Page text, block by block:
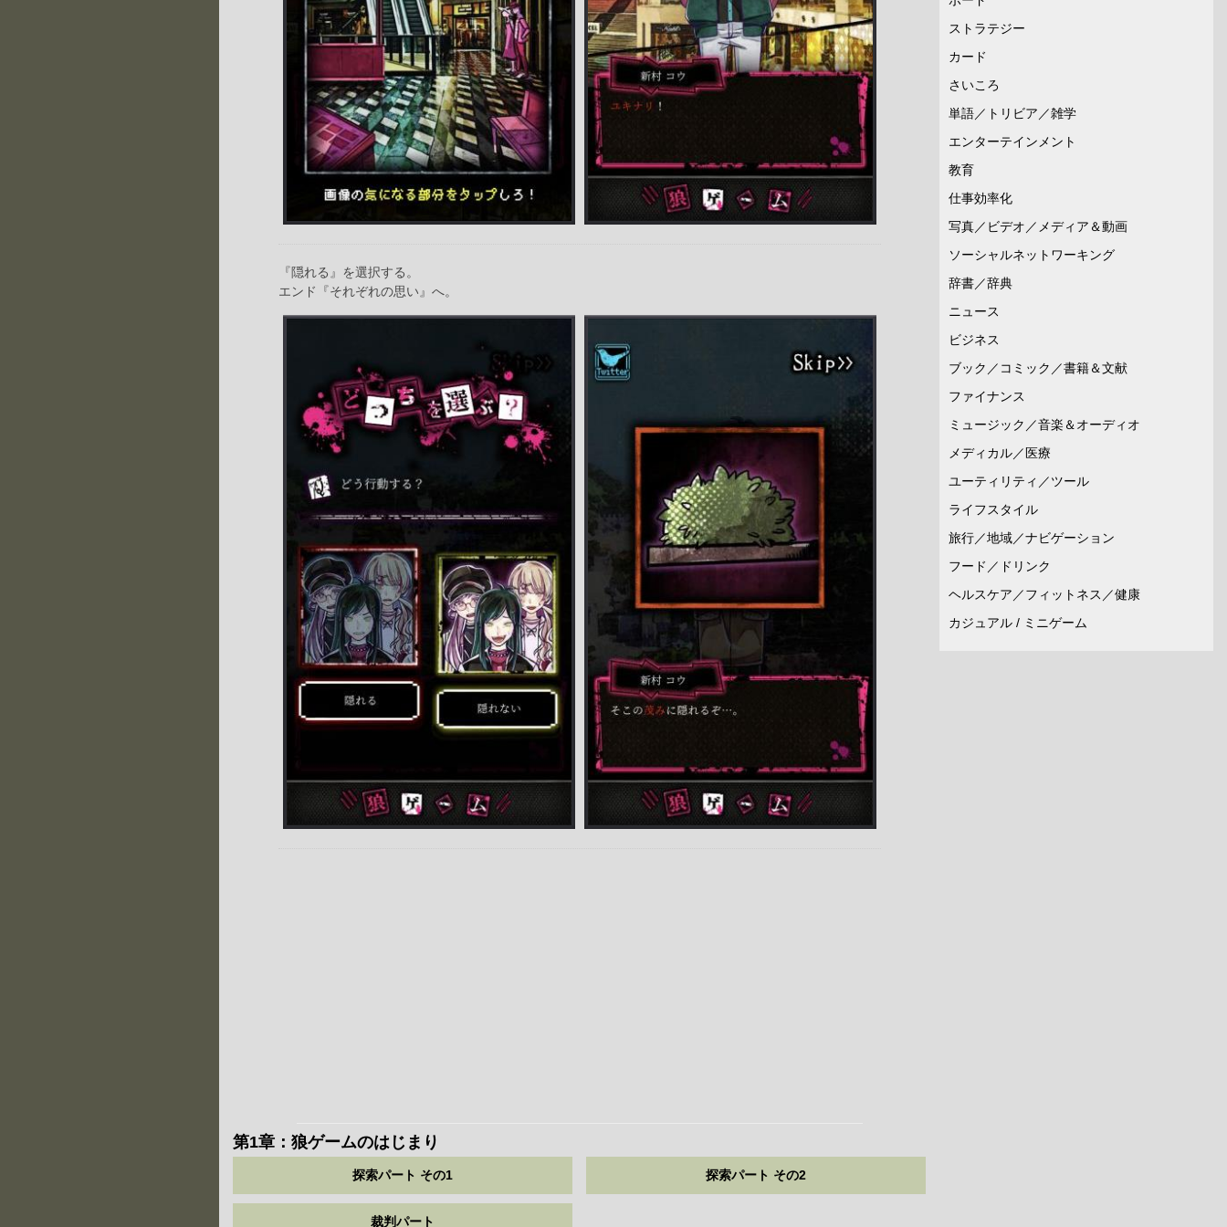
『隠れる』を選択する。
エンド『それぞれの思い』へ。
第1章：狼ゲームのはじまり
探索パート その1 探索パート その2
裁判パート
ストラテジー
カード
さいころ
単語／トリビア／雑学
エンターテインメント
教育
仕事効率化
写真／ビデオ／メディア＆動画
ソーシャルネットワーキング
辞書／辞典
ニュース
ビジネス
ブック／コミック／書籍＆文献
ファイナンス
ミュージック／音楽＆オーディオ
メディカル／医療
ユーティリティ／ツール
ライフスタイル
旅行／地域／ナビゲーション
フード／ドリンク
ヘルスケア／フィットネス／健康
カジュアル / ミニゲーム